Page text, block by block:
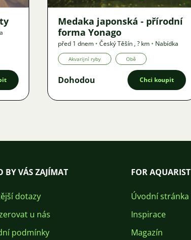
Medaka japonská - přírodní
forma Yonago
před 1 dnem • Český Těšín ,? km • Nabídka
Akvarijní ryby Obě
Dohodou Chci koupit
BY VÁS ZAJÍMAT
dotazy
u nás
podmínky
FOR AQUARIST
Úvodní stránka
Inspirace
Magazín